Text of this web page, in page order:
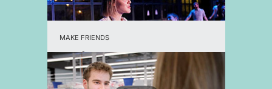
MAKE FRIENDS
Student Organizations